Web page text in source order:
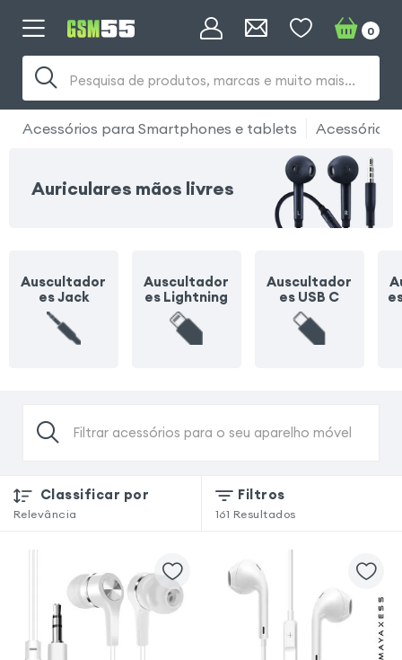
Pesquisa de produtos, marcas e muito mais...
0
Acessórios para Smartphones e tablets Acessórios
Auriculares mãos livres
Auscultador
es Jack
Auscultador
es Lightning
Auscultador
es USB C
Filtrar acessórios para o seu aparelho móvel
Classificar por
Relevância
Filtros
161 Resultados